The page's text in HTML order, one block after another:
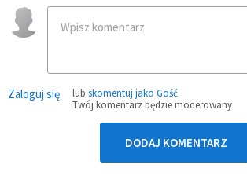
Zaloguj się lub skomentuj jako Gość
Twój komentarz będzie moderowany
DODAJ KOMENTARZ